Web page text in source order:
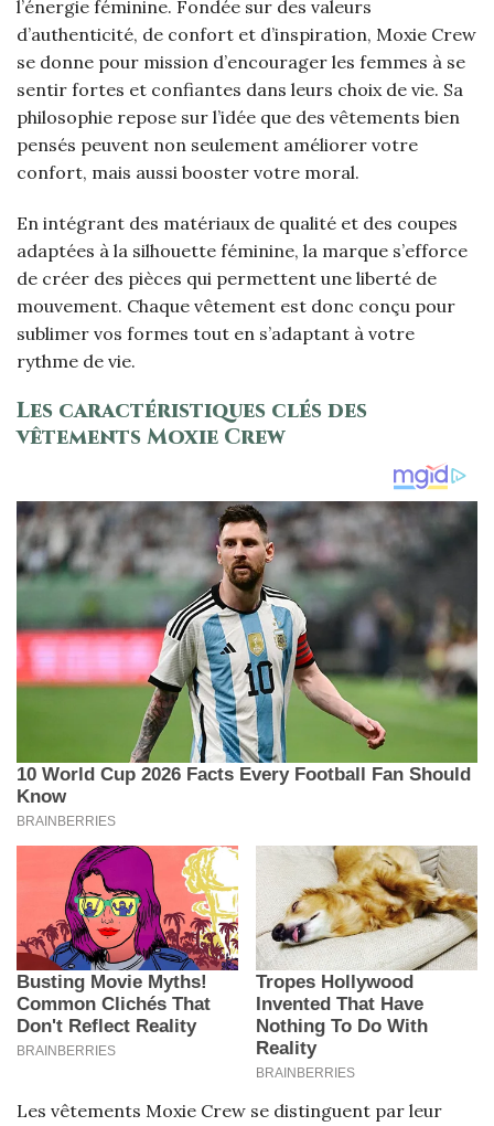
l’énergie féminine. Fondée sur des valeurs
d’authenticité, de confort et d’inspiration, Moxie Crew
se donne pour mission d’encourager les femmes à se
sentir fortes et confiantes dans leurs choix de vie. Sa
philosophie repose sur l’idée que des vêtements bien
pensés peuvent non seulement améliorer votre
confort, mais aussi booster votre moral.
En intégrant des matériaux de qualité et des coupes
adaptées à la silhouette féminine, la marque s’efforce
de créer des pièces qui permettent une liberté de
mouvement. Chaque vêtement est donc conçu pour
sublimer vos formes tout en s’adaptant à votre
rythme de vie.
Les caractéristiques clés des
vêtements Moxie Crew
Les vêtements Moxie Crew se distinguent par leur